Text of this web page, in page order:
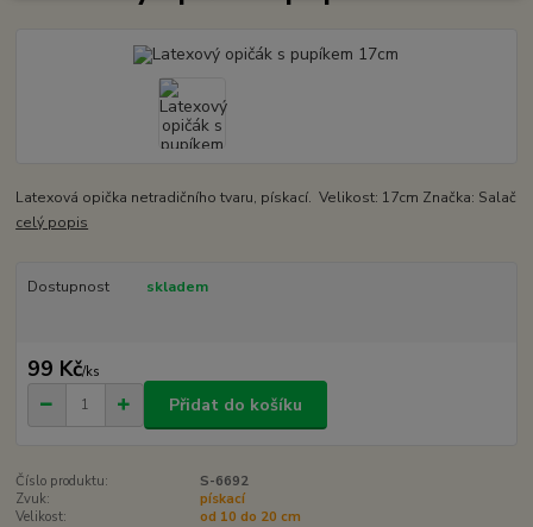
Latexová opička netradičního tvaru, pískací. Velikost: 17cm Značka: Salač
celý popis
Dostupnost skladem
99 Kč/ks
Přidat do košíku
Číslo produktu:
S-6692
Zvuk:
pískací
Velikost:
od 10 do 20 cm